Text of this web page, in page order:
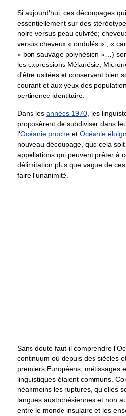
Si aujourd'hui, ces découpages
essentiellement sur des
noire versus peau cuivrée;
versus cheveux « ondulés » ; «
« bon sauvage polynésien »…)
les expressions Mélanésie,
d'être usitées et conservent bien
courant et aux yeux des
pertinence identitaire.
Dans les années 1970, les
proposèrent de subdiviser dans
l'Océanie proche et Océanie
nouveau découpage, que cela
appellations qui peuvent prêter à
délimitation plus que vague de
faire l'unanimité.
Sans doute faut-il comprendre
continuum où depuis des siècles
premiers Européens, métissages
linguistiques étaient communs.
néanmoins les ruptures, qu'elles
langues austronésiennes et non
entre le monde insulaire et les